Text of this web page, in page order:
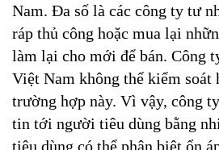
Nam. Đa số là các công ty tư
ráp thủ công hoặc mua lại
làm lại cho mới để bán. Công
Việt Nam không thể kiểm soát
trường hợp này. Vì vậy, công
tin tới người tiêu dùng bằng
tiêu dùng có thể phân biệt ổn